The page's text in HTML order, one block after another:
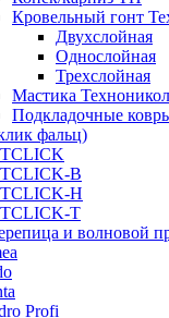
Кровельный гонт
Двухслойная
Однослойная
Трехслойная
Мастика
Подкладочные
фальц)
B
H
T
и волновой
Profi